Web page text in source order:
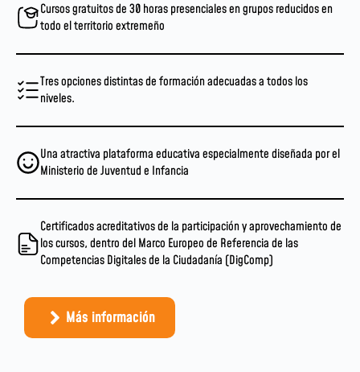
Cursos gratuitos de 30 horas presenciales en grupos reducidos en
todo el territorio extremeño
Tres opciones distintas de formación adecuadas a todos los
niveles.
Una atractiva plataforma educativa especialmente diseñada por el
Ministerio de Juventud e Infancia
Certificados acreditativos de la participación y aprovechamiento de
los cursos, dentro del Marco Europeo de Referencia de las
Competencias Digitales de la Ciudadanía (DigComp)
Más información